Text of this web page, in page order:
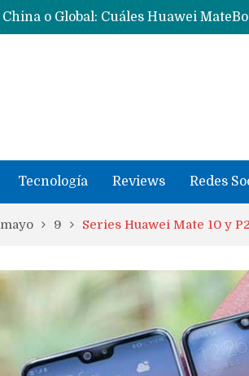
Tecnología Reviews Redes
mayo 9 Series Huawei Mate 10 y